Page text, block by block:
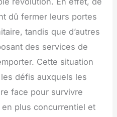
dû fermer leurs portes
tandis que d’autres
des services de
Cette situation
défis auxquels les
face pour survivre
plus concurrentiel et